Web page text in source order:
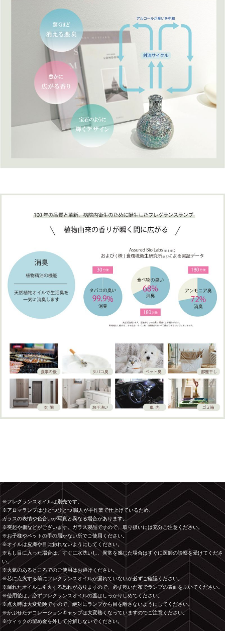
※フレグランスオイルは別売です。
※アロマランプはひとつひとつ 職人が手作業で仕上げているため、
ガラスの表情や色合いが写真と異なる場合があります。
※突起や傷などがございます。ガラス製品ですので、取り扱いには充分ご注意ください。
※お子様やペットの手の届かない所でご使用ください。
※オイルは皮膚や目に触れないようにしてください。
※もし目に入った場合は、すぐに水洗いし、異常を感じた場合はすぐに医師の診察を受けてくださ
い。
※火気のあるところでのご使用はお避けください。
※芯に点火する前にフレグランスオイルが漏れていないか必ずご確認ください。
※漏れたオイルに引火する恐れがありますので、必ず乾いた布でランプの表面をふいてください。
※使用後は、必ずフレグランスオイルの蓋はしっかりしめてください。
※点火時は大変危険ですので、絶対にランプから目を離さないようにしてください。
※かぶせたデコレーションキャップは大変熱くなっていますのでご注意ください。
※ウィックの留め金を外して分解しないでください。